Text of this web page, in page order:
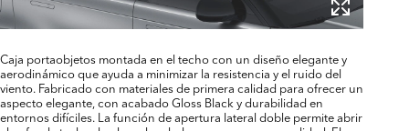
Caja portaobjetos montada en el techo con un diseño elegante y
aerodinámico que ayuda a minimizar la resistencia y el ruido del
viento. Fabricado con materiales de primera calidad para ofrecer un
aspecto elegante, con acabado Gloss Black y durabilidad en
entornos difíciles. La función de apertura lateral doble permite abrir